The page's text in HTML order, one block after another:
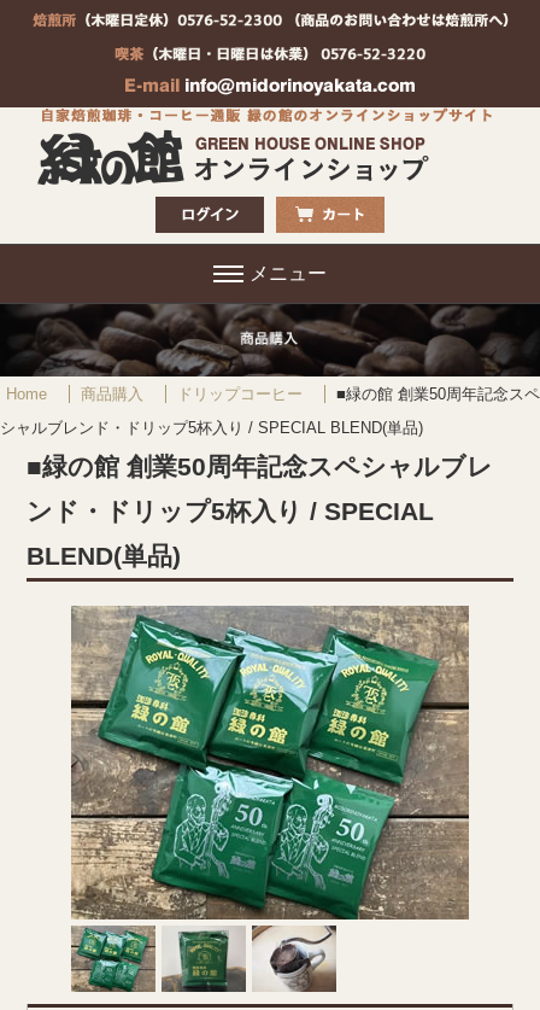
メニュー
Home 商品購入 ドリップコーヒー
■緑の館 創業50周年記念スペ
シャルブレンド・ドリップ5杯入り / SPECIAL BLEND(単品)
■緑の館 創業50周年記念スペシャルブレ
ンド・ドリップ5杯入り / SPECIAL
BLEND(単品)